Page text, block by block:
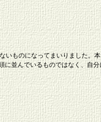
いものになってまいりました。
に並んでいるものではなく、自分